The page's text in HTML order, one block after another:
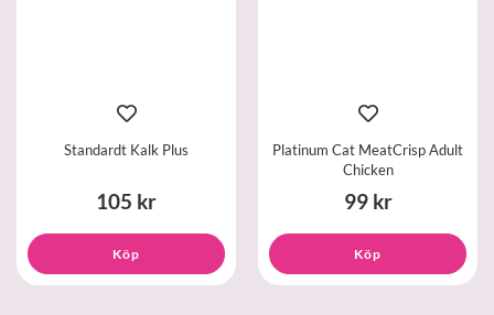
Standardt Kalk Plus
105 kr
Köp
Platinum Cat MeatCrisp Adult
Chicken
99 kr
Köp